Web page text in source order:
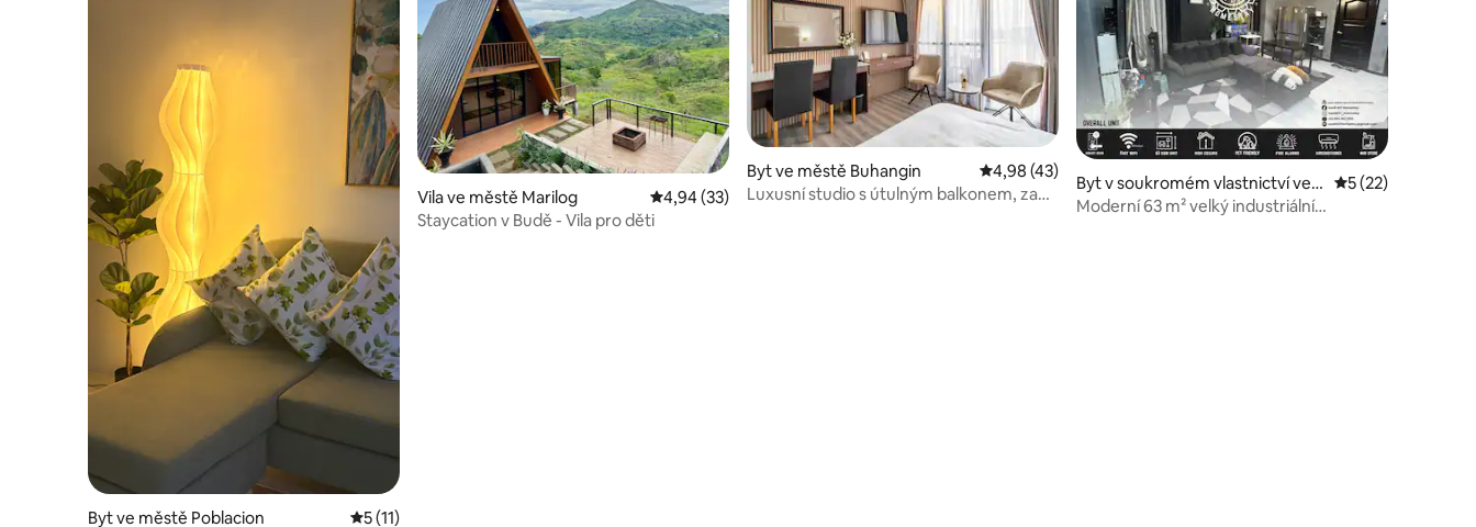
Byt ve městě Poblacion Průměrné hodnocení 5 z 5, 11 hodnocení
5 (11)
Vila ve městě Marilog Průměrné hodnocení 4,94 z 5, 33 hodnocení
4,94 (33)
Staycation v Budě - Vila pro děti
Byt ve městě Buhangin Průměrné hodnocení 4,98 z 5, 43 hodnocení
4,98 (43)
Luxusní studio s útulným balkonem, za
Byt v soukromém vlastnictví ve
městě Poblacion
Průměrné
5 (22)
Moderní 63 m² velký industriální